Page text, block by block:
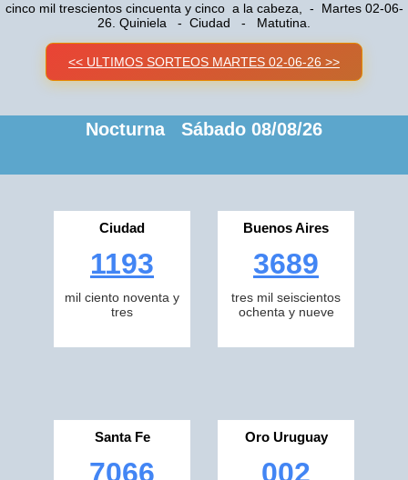
cinco mil trescientos cincuenta y cinco a la cabeza, - Martes 02-06-
26. Quiniela - Ciudad - Matutina.
<< ULTIMOS SORTEOS MARTES 02-06-26 >>
Nocturna Sábado 08/08/26
Ciudad
1193
mil ciento noventa y
tres
Buenos Aires
3689
tres mil seiscientos
ochenta y nueve
Santa Fe
7066
Oro Uruguay
002